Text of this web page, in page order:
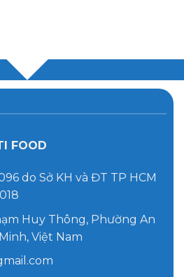
FOOD
do Sở KH và ĐT TP HCM
Huy Thông, Phường An
Việt Nam